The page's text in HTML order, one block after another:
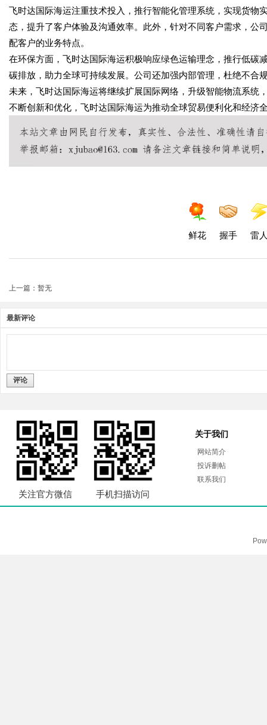
飞时达国际海运注重技术投入，推行智能化管理系统，实现货物
态，提升了客户体验及沟通效率。此外，针对不同客户需求，
配客户的业务特点。
在环保方面，飞时达国际海运积极响应绿色运输理念，推行低碳
碳排放，助力全球可持续发展。公司还加强内部管理，杜绝不合
未来，飞时达国际海运将继续扩展国际网络，升级智能物流系统
不断创新和优化，飞时达国际海运为推动全球贸易便利化和经济
鲜花 握手 雷
上一篇：暂无
最新评论
评论
关注官方微信 手机扫描访问
关于我们
网站简介
投诉删帖
联系我们